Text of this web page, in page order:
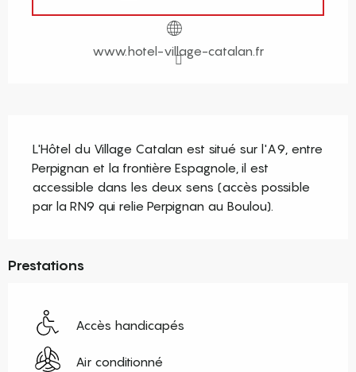
www.hotel-village-catalan.fr
L'Hôtel du Village Catalan est situé sur l'A9, entre
Perpignan et la frontière Espagnole, il est
accessible dans les deux sens (accès possible
par la RN9 qui relie Perpignan au Boulou).
Prestations
Accès handicapés
Air conditionné